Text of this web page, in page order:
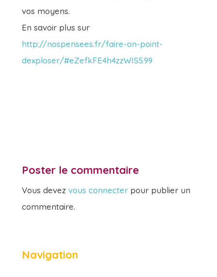
vos moyens.
En savoir plus sur
http://nospensees.fr/faire-on-point-
dexploser/#eZefkFE4h4zzWIS5.99
Poster le commentaire
Vous devez vous connecterpour publier un
commentaire.
Navigation